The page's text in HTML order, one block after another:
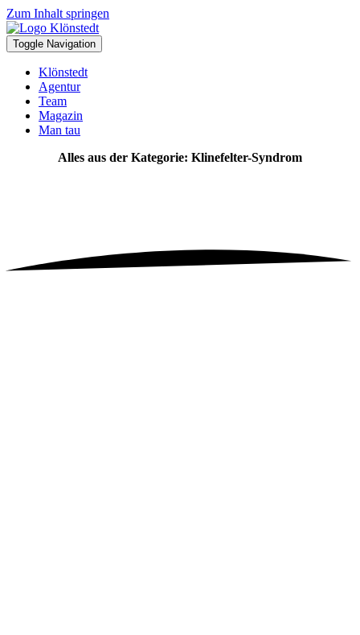
Zum Inhalt springen
Toggle Navigation
Klönstedt
Agentur
Team
Magazin
Man tau
Alles aus der Kategorie: Klinefelter-Syndrom